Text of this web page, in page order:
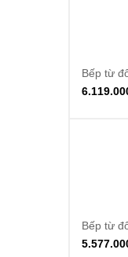
Bếp từ
Bếp từ